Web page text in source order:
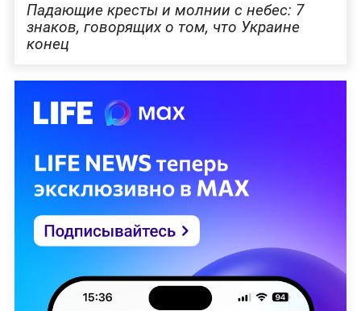
Падающие кресты и молнии с небес: 7
знаков, говорящих о том, что Украине
конец